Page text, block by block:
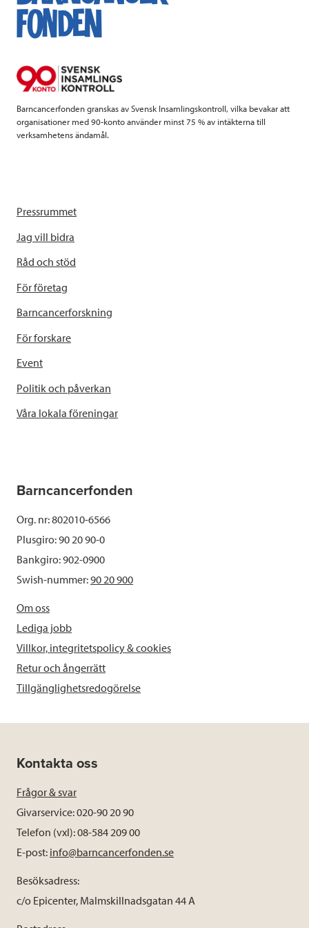
b
k
t
e
Barncancerfonden granskas av Svensk Insamlingskontroll, vilka bevakar att
organisationer med 90-konto använder minst 75 % av intäkterna till
verksamhetens ändamål.
Pressrummet
Jag vill bidra
Råd och stöd
För företag
Barncancerforskning
För forskare
Event
Politik och påverkan
Våra lokala föreningar
Barncancerfonden
Org. nr: 802010-6566
Plusgiro: 90 20 90-0
Bankgiro: 902-0900
Swish-nummer:90 20 900
Om oss
Lediga jobb
Villkor, integritetspolicy & cookies
Retur och ångerrätt
Tillgänglighetsredogörelse
Kontakta oss
Frågor & svar
Givarservice: 020-90 20 90
Telefon (vxl): 08-584 209 00
E-post: info@barncancerfonden.se
Besöksadress:
c/o Epicenter, Malmskillnadsgatan 44 A